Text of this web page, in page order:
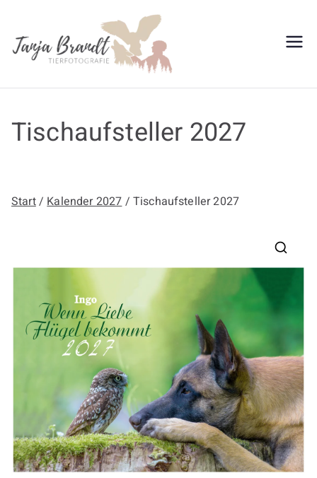
springen
Tischaufsteller 2027
Start/Kalender 2027/ Tischaufsteller 2027